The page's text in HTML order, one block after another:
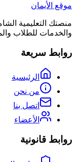
موقع الأيمان
منصتك التعليمية
والخدمات للطلاب
روابط سريعة
الرئيسية
من نحن
اتصل بنا
الأعضاء
روابط قانونية